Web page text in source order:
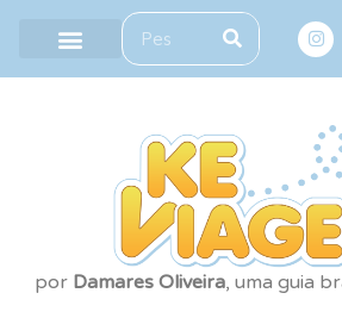
por Damares Oliveira, uma guia